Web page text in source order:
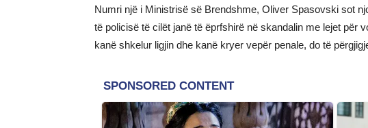
Numri një i Ministrisë së Brendshme, Oliver Spasovski sot
të policisë të cilët janë të ëprfshirë në skandalin me lejet për
kanë shkelur ligjin dhe kanë kryer vepër penale, do të